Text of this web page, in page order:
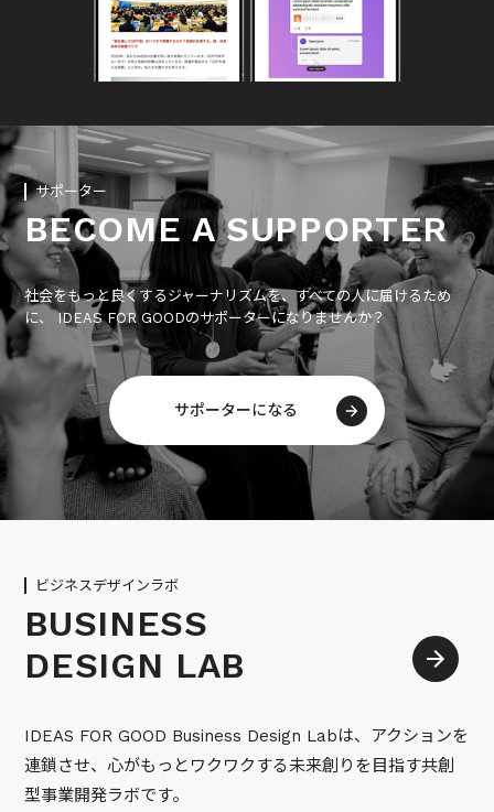
サポーター
BECOME A SUPPORTER
社会をもっと良くするジャーナリズムを、すべての人に届けるため
に、 IDEAS FOR GOODのサポーターになりませんか？
サポーターになる
ビジネスデザインラボ
BUSINESS
DESIGN LAB
IDEAS FOR GOOD Business Design Labは、アクションを
連鎖させ、心がもっとワクワクする未来創りを目指す共創
型事業開発ラボです。